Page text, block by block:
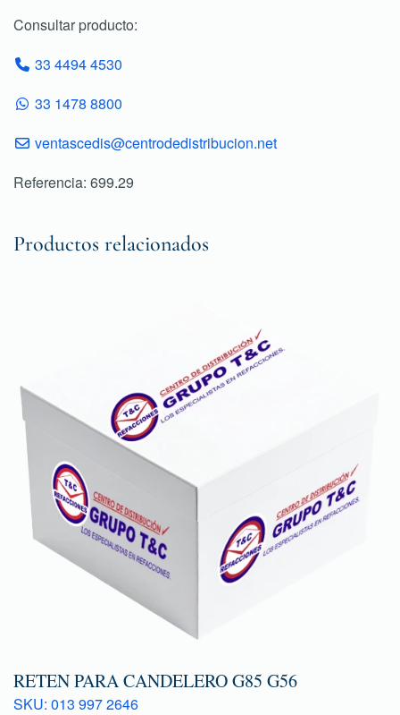
Consultar producto:
33 4494 4530
33 1478 8800
ventascedis@centrodedistribucion.net
Referencia: 699.29
Productos relacionados
RETEN PARA CANDELERO G85 G56
SKU: 013 997 2646